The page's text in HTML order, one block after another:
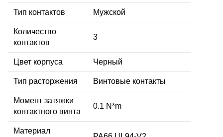
Тип контактов Мужской
Количество
контактов
3
Цвет корпуса Черный
Тип расторжения Винтовые контакты
Момент затяжки
контактного винта
0.1 N*m
Материал